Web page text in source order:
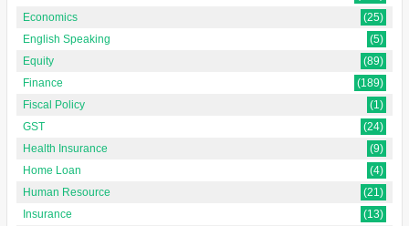
Economics
(25)
English Speaking
(5)
Equity
(89)
Finance
(189)
Fiscal Policy
(1)
GST
(24)
Health Insurance
(9)
Home Loan
(4)
Human Resource
(21)
Insurance
(13)